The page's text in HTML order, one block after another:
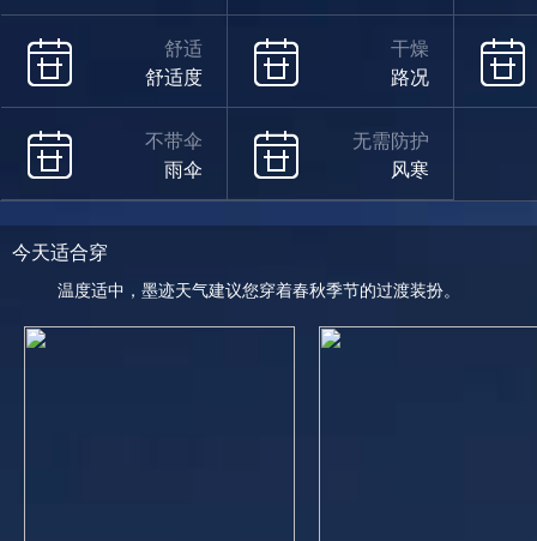
舒适
舒适度
干燥
路况
不带伞
雨伞
无需防护
风寒
今天适合穿
温度适中，墨迹天气建议您穿着春秋季节的过渡装扮。